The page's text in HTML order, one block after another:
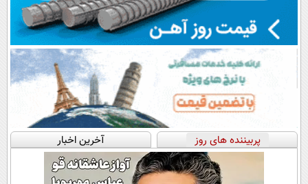
پربیننده های روز آخرین اخبار